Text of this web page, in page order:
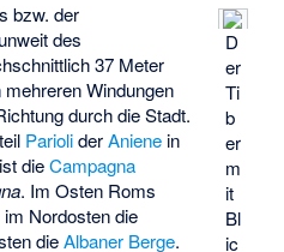
D
er
Ti
b
er
m
it
Bl
ic
bzw. der
des
37 Meter
mehreren Windungen
durch die Stadt.
ParioliderAniene in
dieCampagna
. Im Osten Roms
im Nordosten die
dieAlbaner Berge.